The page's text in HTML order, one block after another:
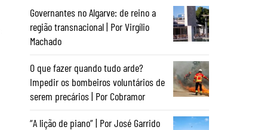
Governantes no Algarve: de reino a
região transnacional | Por Virgílio
Machado
O que fazer quando tudo arde?
Impedir os bombeiros voluntários de
serem precários | Por Cobramor
“A lição de piano” | Por José Garrido